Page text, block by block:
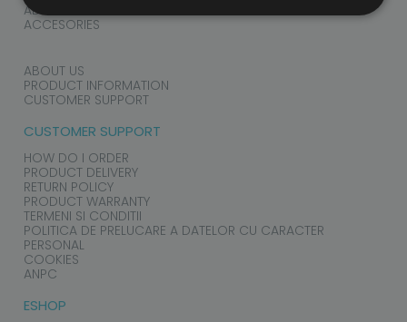
ADULTS
ACCESORIES
ABOUT US
PRODUCT INFORMATION
CUSTOMER SUPPORT
CUSTOMER SUPPORT
HOW DO I ORDER
PRODUCT DELIVERY
RETURN POLICY
PRODUCT WARRANTY
TERMENI SI CONDITII
POLITICA DE PRELUCARE A DATELOR CU CARACTER
PERSONAL
COOKIES
ANPC
ESHOP